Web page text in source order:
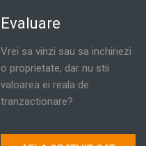
Evaluare
Vrei sa vinzi sau sa inchiriezi
o proprietate, dar nu stii
valoarea ei reala de
tranzactionare?